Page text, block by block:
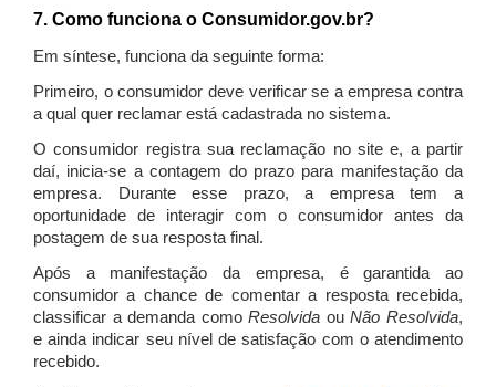
7. Como funciona o Consumidor.gov.br?
Em síntese, funciona da seguinte forma:
Primeiro, o consumidor deve verificar se a empresa contra
a qual quer reclamar está cadastrada no sistema.
O consumidor registra sua reclamação no site e, a partir
daí, inicia-se a contagem do prazo para manifestação da
empresa. Durante esse prazo, a empresa tem a
oportunidade de interagir com o consumidor antes da
postagem de sua resposta final.
Após a manifestação da empresa, é garantida ao
consumidor a chance de comentar a resposta recebida,
classificar a demanda comoResolvida ouNão Resolvida,
e ainda indicar seu nível de satisfação com o atendimento
recebido.